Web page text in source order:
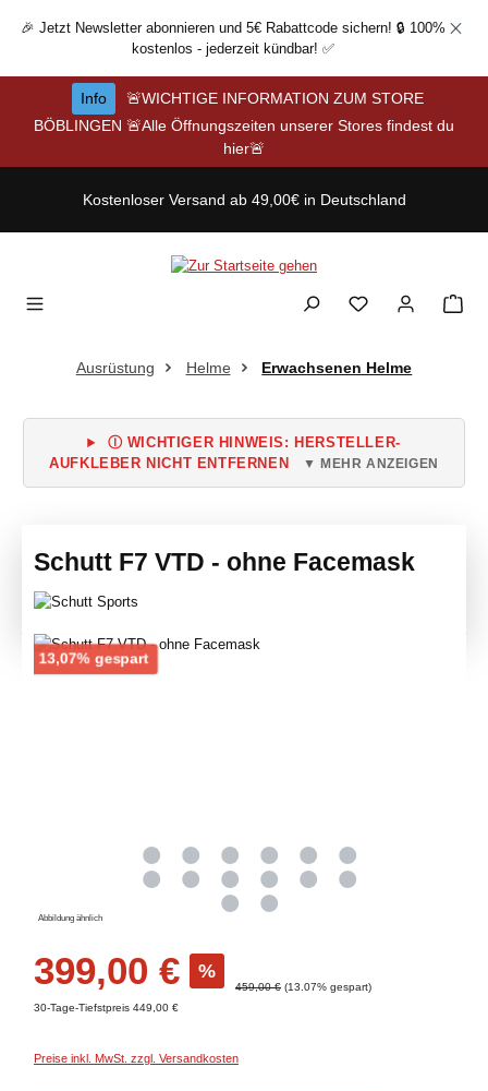
Zum Hauptinhalt springen
🎉 Jetzt Newsletter abonnieren und 5€ Rabattcode sichern! 🔒 100%
kostenlos - jederzeit kündbar! ✅
Info
🚨WICHTIGE INFORMATION ZUM STORE
BÖBLINGEN 🚨Alle Öffnungszeiten unserer Stores findest du
hier🚨
Kostenloser Versand ab 49,00€ in Deutschland
Ausrüstung Helme Erwachsenen Helme
Ⓘ WICHTIGER HINWEIS: HERSTELLER-
AUFKLEBER NICHT ENTFERNEN
▼ MEHR ANZEIGEN
Schutt F7 VTD - ohne Facemask
Bildergalerie überspringen
13,07% gespartRabatt
Abbildung ähnlich
399,00 € %
Regulärer Preis:
459,00 € (13.07% gespart)
30-Tage-Tiefstpreis 449,00 €
Preise inkl. MwSt. zzgl. Versandkosten